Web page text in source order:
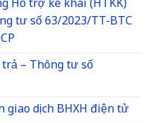
tư số 63/2023/TT-BTC
– Thông tư số
dịch BHXH điện tử